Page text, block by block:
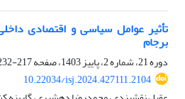
تأثیر عوامل سیاسی و اقتصادی
برجام
دوره 21، شماره 2، پاییز 1403، صفحه
217-232
10.22034/isj.2024.427111.2104